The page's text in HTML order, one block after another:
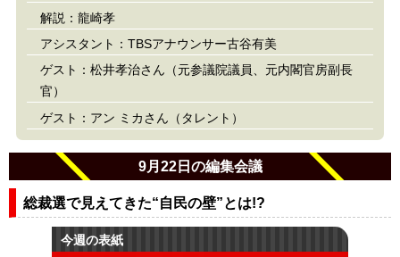
解説：龍崎孝
アシスタント：TBSアナウンサー古谷有美
ゲスト：松井孝治さん（元参議院議員、元内閣官房副長
官）
ゲスト：アン ミカさん（タレント）
9月22日の編集会議
総裁選で見えてきた“自民の壁”とは!?
今週の表紙